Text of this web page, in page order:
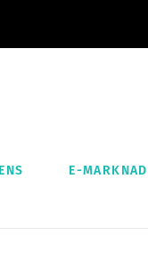
E-MARKNAD